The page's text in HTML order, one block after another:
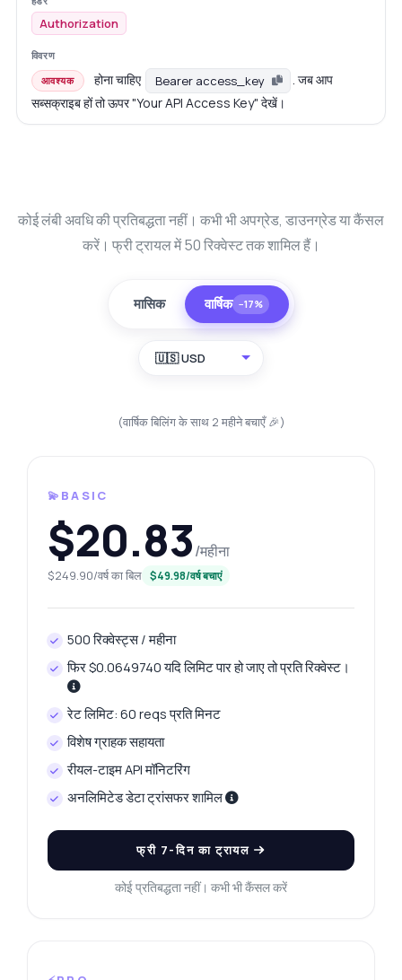
Authorization
आवश्यक होना चाहिए Bearer access_key
. जब आप
सब्सक्राइब हों तो ऊपर "Your API Access Key" देखें।
कोई लंबी अवधि की प्रतिबद्धता नहीं। कभी भी अपग्रेड, डाउनग्रेड या कैंसल
करें। फ्री ट्रायल में 50 रिक्वेस्ट तक शामिल हैं।
मासिक वार्षिक −17%
🇺🇸 USD
(वार्षिक बिलिंग के साथ 2 महीने बचाएँ 🎉)
💫BASIC
$20.83/महीना
$249.90/वर्ष का बिल $49.98/वर्ष बचाएं
500 रिक्वेस्ट्स / महीना
फिर $0.0649740 यदि लिमिट पार हो जाए तो प्रति रिक्वेस्ट।
रेट लिमिट: 60 reqs प्रति मिनट
विशेष ग्राहक सहायता
रीयल-टाइम API मॉनिटरिंग
अनलिमिटेड डेटा ट्रांसफर शामिल
फ्री 7-दिन का ट्रायल
कोई प्रतिबद्धता नहीं। कभी भी कैंसल करें